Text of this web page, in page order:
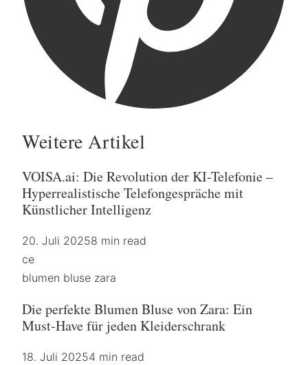
Weitere Artikel
VOISA.ai: Die Revolution der KI-Telefonie –
Hyperrealistische Telefongespräche mit
Künstlicher Intelligenz
20. Juli 20258 min read
ce
blumen bluse zara
Die perfekte Blumen Bluse von Zara: Ein
Must-Have für jeden Kleiderschrank
18. Juli 20254 min read